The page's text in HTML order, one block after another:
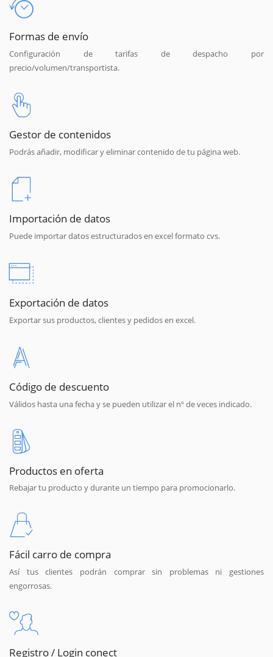
Formas de envío
Configuración de tarifas de despacho por
precio/volumen/transportista.
Gestor de contenidos
Podrás añadir, modificar y eliminar contenido de tu página web.
Importación de datos
Puede importar datos estructurados en excel formato cvs.
Exportación de datos
Exportar sus productos, clientes y pedidos en excel.
Código de descuento
Válidos hasta una fecha y se pueden utilizar el nº de veces indicado.
Productos en oferta
Rebajar tu producto y durante un tiempo para promocionarlo.
Fácil carro de compra
Así tus clientes podrán comprar sin problemas ni gestiones
engorrosas.
Registro / Login conect